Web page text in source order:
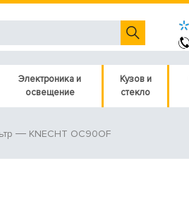
Электроника и
освещение
Кузов и
стекло
KNECHT OC90OF